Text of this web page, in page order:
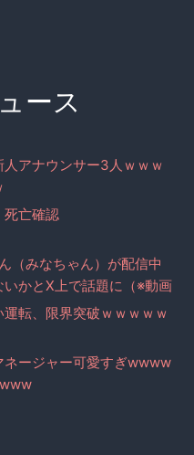
ース
人アナウンサー3人ｗｗｗ
死亡確認
（みなちゃん）が配信中
かとX上で話題に（※動画
運転、限界突破ｗｗｗｗｗ
ネージャー可愛すぎwwww